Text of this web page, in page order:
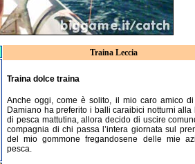
Traina Leccia
Traina dolce traina
Anche oggi, come è solito, il mio caro amico
Damiano ha preferito i balli caraibici notturni alla
di pesca mattutina, allora decido di uscire
compagnia di chi passa l’intera giornata sul
del mio gommone fregandosene delle mie
pesca.